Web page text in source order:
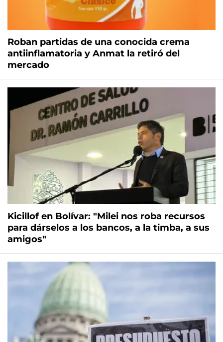
Roban partidas de una conocida crema
antiinflamatoria y Anmat la retiró del
mercado
Kicillof en Bolívar: "Milei nos roba recursos
para dárselos a los bancos, a la timba, a sus
amigos"